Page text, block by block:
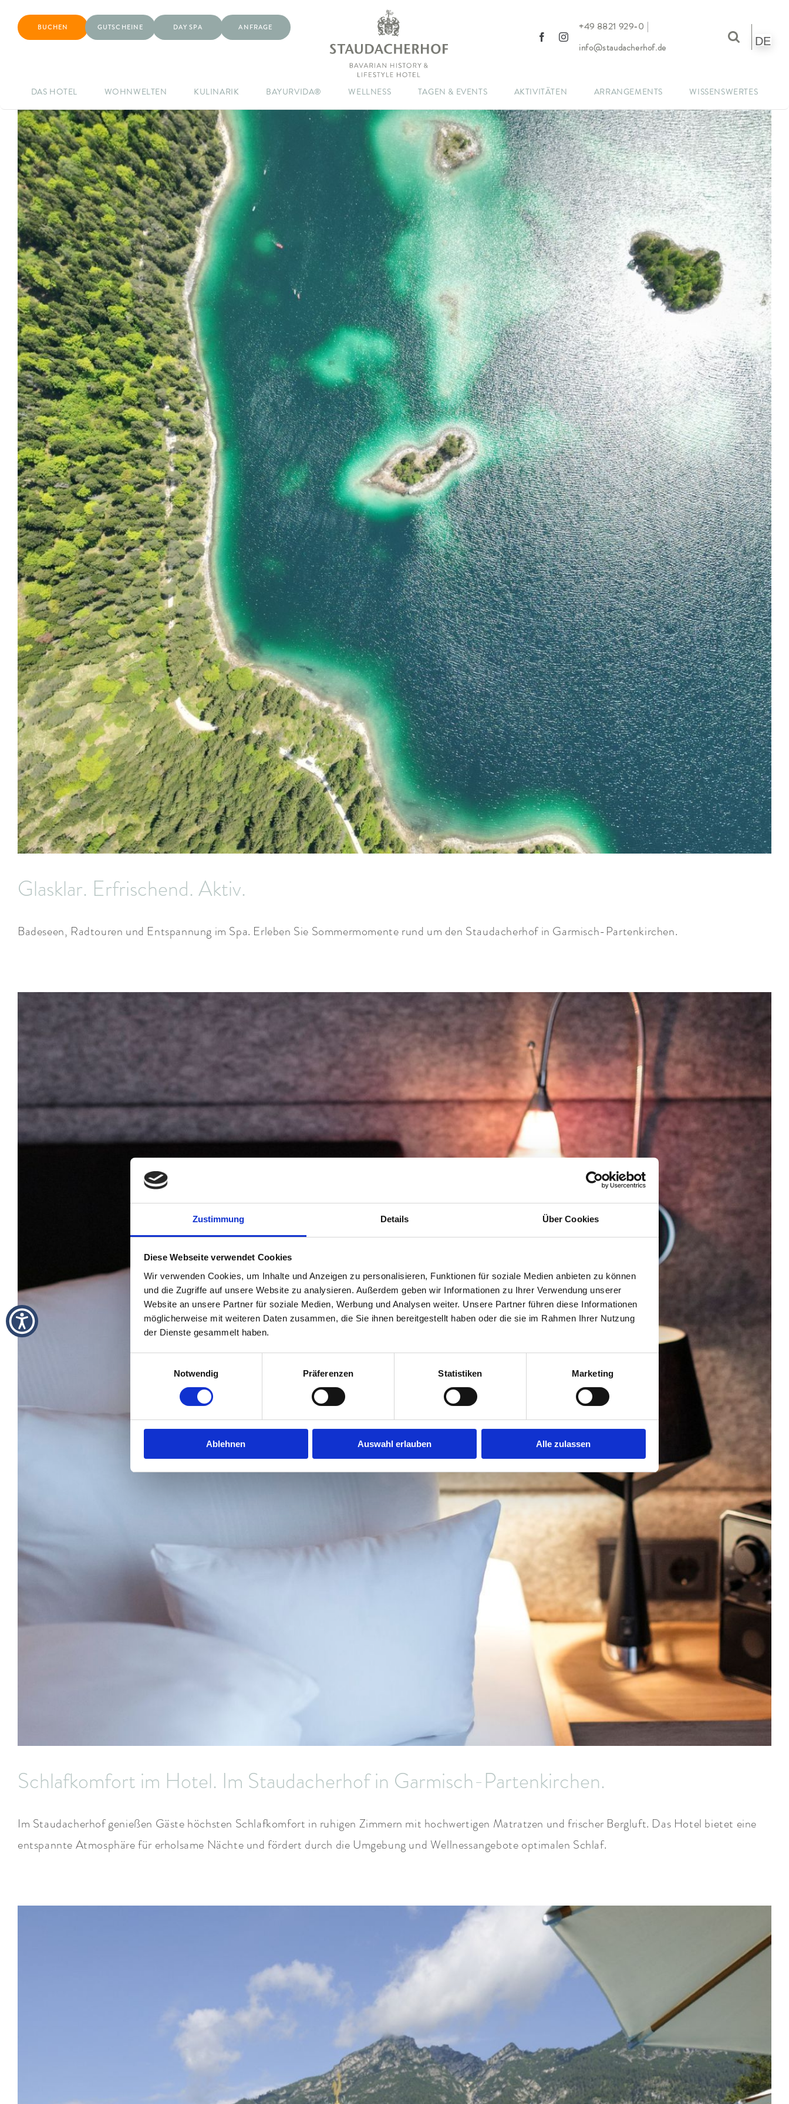
Zustimmung Details Über Cookies
Diese Webseite verwendet Cookies
Wir verwenden Cookies, um Inhalte und Anzeigen zu personalisieren, Funktionen für soziale Medien anbieten zu können
und die Zugriffe auf unsere Website zu analysieren. Außerdem geben wir Informationen zu Ihrer Verwendung unserer
Website an unsere Partner für soziale Medien, Werbung und Analysen weiter. Unsere Partner führen diese Informationen
möglicherweise mit weiteren Daten zusammen, die Sie ihnen bereitgestellt haben oder die sie im Rahmen Ihrer Nutzung
der Dienste gesammelt haben.
Notwendig
Präferenzen Statistiken Marketing
Ablehnen Auswahl erlauben Alle zulassen
BUCHEN GUTSCHEINE DAY SPA ANFRAGE +49 8821 929-0
info@staudacherhof.de DE
DAS HOTEL WOHNWELTEN KULINARIK BAYURVIDA® WELLNESS TAGEN & EVENTS AKTIVITÄTEN ARRANGEMENTS WISSENSWERTES
Glasklar. Erfrischend. Aktiv.
Badeseen, Radtouren und Entspannung im Spa. Erleben Sie Sommermomente rund um den Staudacherhof in Garmisch-Partenkirchen.
Schlafkomfort im Hotel. Im Staudacherhof in Garmisch-Partenkirchen.
Im Staudacherhof genießen Gäste höchsten Schlafkomfort in ruhigen Zimmern mit hochwertigen Matratzen und frischer Bergluft. Das Hotel bietet eine
entspannte Atmosphäre für erholsame Nächte und fördert durch die Umgebung und Wellnessangebote optimalen Schlaf.